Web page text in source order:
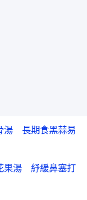
湯 長期食黑蒜易
果湯 紓緩鼻塞打